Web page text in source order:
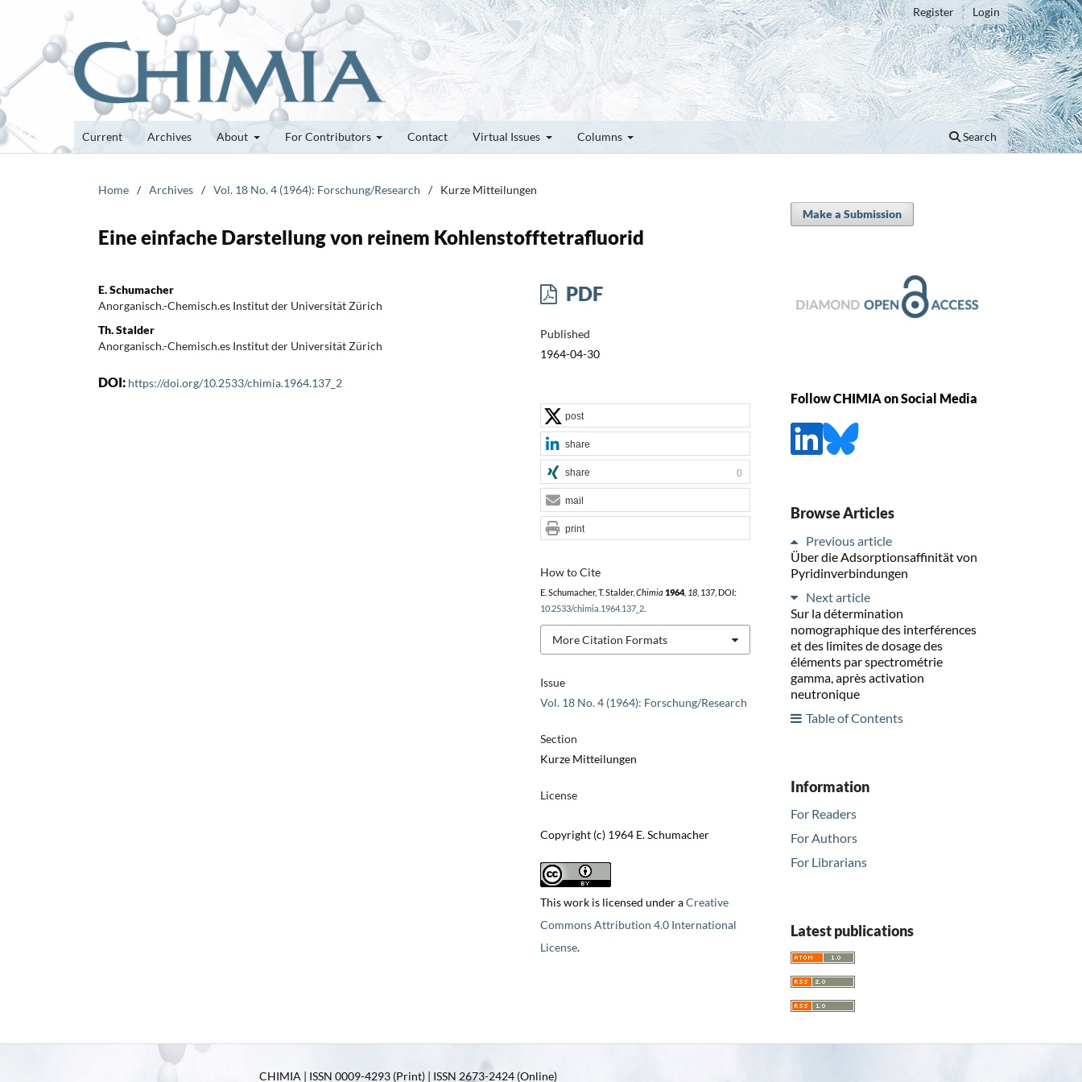
Current Archives About For Contributors Contact Virtual Issues Columns Search
Register Login
Home / Archives / Vol. 18 No. 4 (1964): Forschung/Research / Kurze Mitteilungen
Eine einfache Darstellung von reinem Kohlenstofftetrafluorid
E. Schumacher
Anorganisch.-Chemisch.es Institut der Universität Zürich
Th. Stalder
Anorganisch.-Chemisch.es Institut der Universität Zürich
DOI: https://doi.org/10.2533/chimia.1964.137_2
PDF
Published
1964-04-30
Issue
Vol. 18 No. 4 (1964): Forschung/Research
Section
Kurze Mitteilungen
License
Copyright (c) 1964 E. Schumacher
This work is licensed under aCreative
Commons Attribution 4.0 International
License.
How to Cite
E. Schumacher, T. Stalder, Chimia 1964, 18, 137, DOI:
10.2533/chimia.1964.137_2.
More Citation Formats
post
share
share 0
mail
print
Make a Submission
Follow CHIMIA on Social Media
Browse Articles
Previous article
Über die Adsorptionsaffinität von
Pyridinverbindungen
Next article
Sur la détermination
nomographique des interférences
et des limites de dosage des
éléments par spectrométrie
gamma, après activation
neutronique
Table of Contents
Information
For Readers
For Authors
For Librarians
Latest publications
CHIMIA | ISSN 0009-4293 (Print) | ISSN 2673-2424 (Online)